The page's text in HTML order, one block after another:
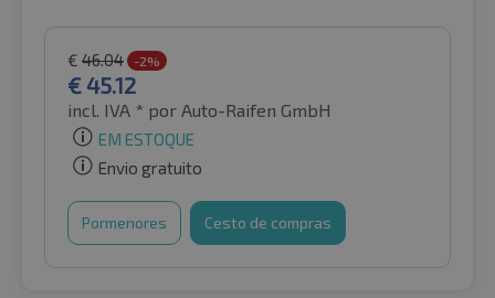
€ 46.04 -2%
€ 45.12
incl. IVA * por Auto-Raifen GmbH
EM ESTOQUE
Envio gratuito
Pormenores Cesto de compras